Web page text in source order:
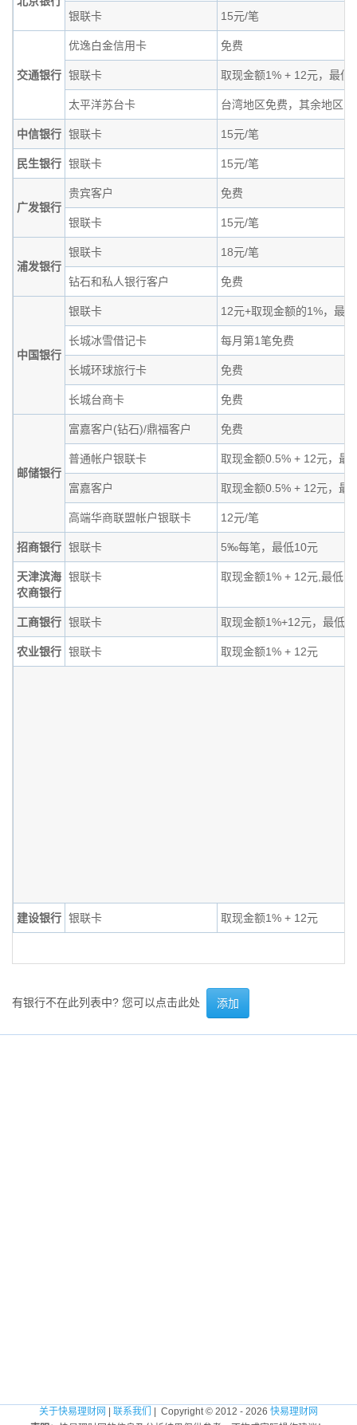
银联卡 15元/笔
交通银行
优逸白金信用卡 免费
银联卡 取现金额1% + 12元，最低
太平洋苏台卡 台湾地区免费，其余地区同
中信银行 银联卡 15元/笔
民生银行 银联卡 15元/笔
广发银行
贵宾客户 免费
银联卡 15元/笔
浦发银行
银联卡 18元/笔
钻石和私人银行客户 免费
中国银行
银联卡 12元+取现金额的1%，最
长城冰雪借记卡 每月第1笔免费
长城环球旅行卡 免费
长城台商卡 免费
邮储银行
富嘉客户(钻石)/鼎福客户 免费
普通帐户银联卡 取现金额0.5% + 12元，最
富嘉客户 取现金额0.5% + 12元，最
高端华商联盟帐户银联卡 12元/笔
招商银行 银联卡 5‰每笔，最低10元
天津滨海
农商银行
银联卡 取现金额1% + 12元,最低
工商银行 银联卡 取现金额1%+12元，最低
农业银行 银联卡 取现金额1% + 12元
建设银行 银联卡 取现金额1% + 12元
有银行不在此列表中? 您可以点击此处 添加
关于快易理财网 联系我们 | Copyright © 2012 - 2026 快易理财网